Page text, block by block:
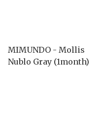
MIMUNDO - Mollis
Nublo Gray (1month)